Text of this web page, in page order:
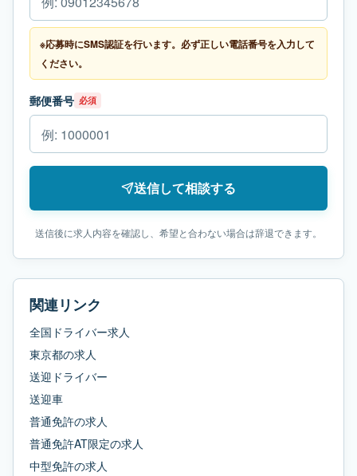
※応募時にSMS認証を行います。必ず正しい電話番号を入力して
ください。
郵便番号 必須
送信して相談する
送信後に求人内容を確認し、希望と合わない場合は辞退できます。
関連リンク
全国ドライバー求人
東京都の求人
送迎ドライバー
送迎車
普通免許の求人
普通免許AT限定の求人
中型免許の求人